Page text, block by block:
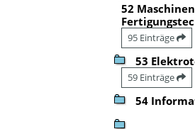
52
95 Einträge
53
59 Einträge
54